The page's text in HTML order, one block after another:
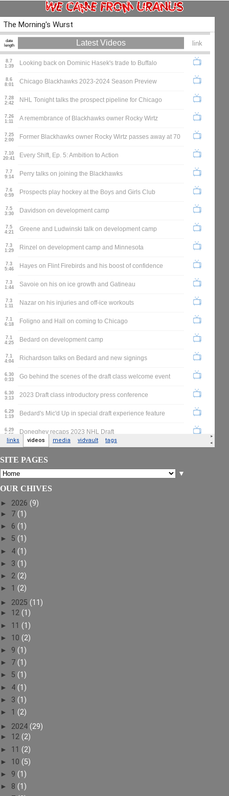
SITE PAGES
▼
OUR CHIVES
► 2026 (9)
► 7 (1)
► 6 (1)
► 5 (1)
► 4 (1)
► 3 (1)
► 2 (2)
► 1 (2)
► 2025 (11)
► 12 (1)
► 11 (1)
► 10 (2)
► 9 (1)
► 7 (1)
► 5 (1)
► 4 (1)
► 3 (1)
► 1 (2)
► 2024 (29)
► 12 (2)
► 11 (2)
► 10 (5)
► 9 (1)
► 8 (1)